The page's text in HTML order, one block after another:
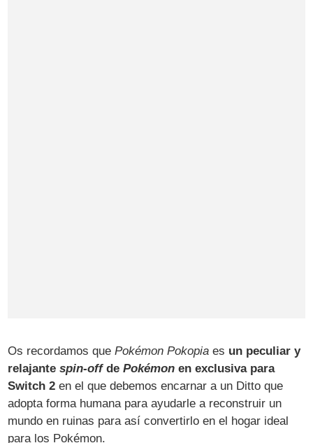
Os recordamos quePokémon Pokopia es un peculiar y
relajantespin-offdePokémon en exclusiva para
Switch 2 en el que debemos encarnar a un Ditto que
adopta forma humana para ayudarle a reconstruir un
mundo en ruinas para así convertirlo en el hogar ideal
para los Pokémon.